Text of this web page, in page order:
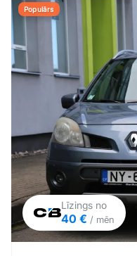
Populārs
Līzings no
40 € / mēn